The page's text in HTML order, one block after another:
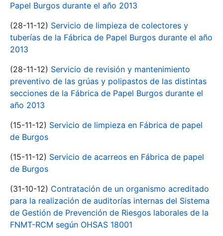
Papel Burgos durante el año 2013
(28-11-12) Servicio de limpieza de colectores y
tuberías de la Fábrica de Papel Burgos durante el año
2013
(28-11-12) Servicio de revisión y mantenimiento
preventivo de las grúas y polipastos de las distintas
secciones de la Fábrica de Papel Burgos durante el
año 2013
(15-11-12) Servicio de limpieza en Fábrica de papel
de Burgos
(15-11-12) Servicio de acarreos en Fábrica de papel
de Burgos
(31-10-12) Contratación de un organismo acreditado
para la realización de auditorías internas del Sistema
de Gestión de Prevención de Riesgos laborales de la
FNMT-RCM según OHSAS 18001